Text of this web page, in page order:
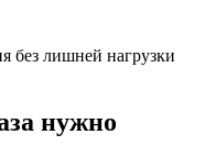
без лишней нагрузки
нужно